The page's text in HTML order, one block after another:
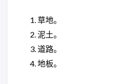
草地。
泥土。
道路。
地板。